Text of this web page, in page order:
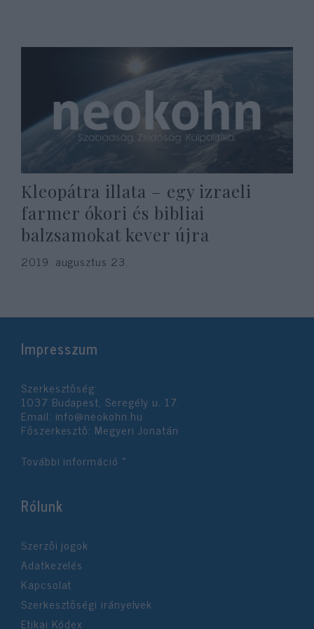
Kleopátra illata – egy izraeli
farmer ókori és bibliai
balzsamokat kever újra
2019. augusztus 23.
Impresszum
Szerkesztőség:
1037 Budapest, Seregély u. 17.
Email: info@neokohn.hu
Főszerkesztő: Megyeri Jonatán
További információ »
Rólunk
Szerzői jogok
Adatkezelés
Kapcsolat
Szerkesztőségi irányelvek
Etikai Kódex